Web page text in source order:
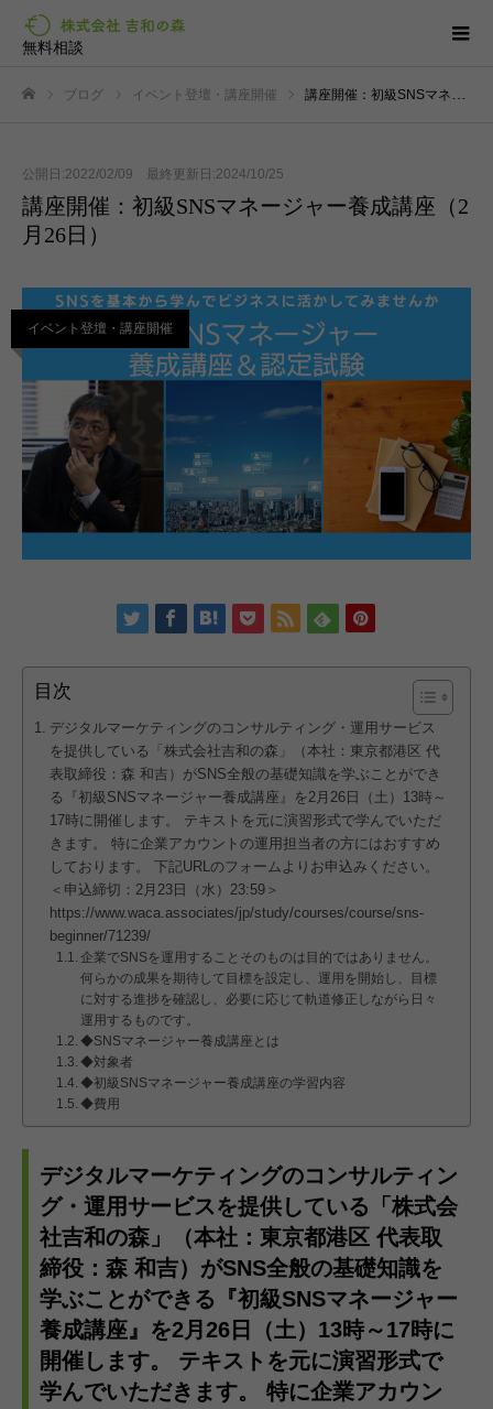
無料相談
ブログ イベント登壇・講座開催 講座開催：初級SNSマネージャー養成講座（2月26日）
公開日:2022/02/09 最終更新日:2024/10/25
講座開催：初級SNSマネージャー養成講座（2
月26日）
イベント登壇・講座開催
目次
デジタルマーケティングのコンサルティング・運用サービス
を提供している「株式会社吉和の森」（本社：東京都港区 代
表取締役：森 和吉）がSNS全般の基礎知識を学ぶことができ
る『初級SNSマネージャー養成講座』を2月26日（土）13時～
17時に開催します。 テキストを元に演習形式で学んでいただ
きます。 特に企業アカウントの運用担当者の方にはおすすめ
しております。 下記URLのフォームよりお申込みください。
＜申込締切：2月23日（水）23:59＞
https://www.waca.associates/jp/study/courses/course/sns-
beginner/71239/
企業でSNSを運用することそのものは目的ではありません。
何らかの成果を期待して目標を設定し、運用を開始し、目標
に対する進捗を確認し、必要に応じて軌道修正しながら日々
運用するものです。
◆SNSマネージャー養成講座とは
◆対象者
◆初級SNSマネージャー養成講座の学習内容
◆費用
デジタルマーケティングのコンサルティン
グ・運用サービスを提供している「株式会
社吉和の森」（本社：東京都港区 代表取
締役：森 和吉）がSNS全般の基礎知識を
学ぶことができる『初級SNSマネージャー
養成講座』を2月26日（土）13時～17時に
開催します。 テキストを元に演習形式で
学んでいただきます。 特に企業アカウン